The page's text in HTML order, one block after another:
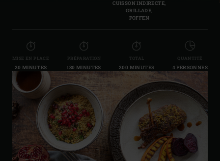
CUISSON INDIRECTE,
GRILLADE,
POFFEN
MISE EN PLACE
20 MINUTES
PRÉPARATION
180 MINUTES
TOTAL
200 MINUTES
QUANTITÉ
4 PERSONNES